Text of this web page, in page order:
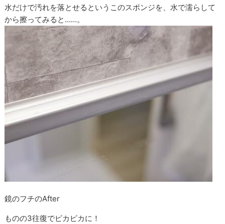
水だけで汚れを落とせるというこのスポンジを、水で濡らして
から擦ってみると……。
鏡のフチのAfter
ものの3往復でピカピカに！